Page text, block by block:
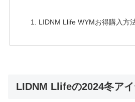
LIDNM Llife WYMお得購入方
LIDNM Llifeの2024冬ア